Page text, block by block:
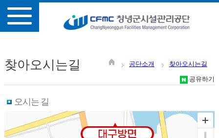
찾아오시는길 공단소개 찾아오시는길
공유하기
오시는 길